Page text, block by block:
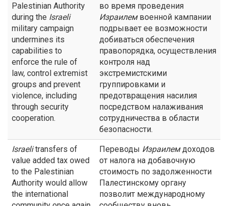
Palestinian Authority
during the Israeli
military campaign
undermines its
capabilities to
enforce the rule of
law, control extremist
groups and prevent
violence, including
through security
cooperation.
во время проведения
Израилемвоенной кампании
подрывает ее возможности
добиваться обеспечения
правопорядка, осуществления
контроля над
экстремистскими
группировками и
предотвращения насилия
посредством налаживания
сотрудничества в области
безопасности.
Israelitransfers of
value added tax owed
to the Palestinian
Authority would allow
the international
Переводы Израилемдоходов
от налога на добавочную
стоимость по задолженности
Палестинскому органу
позволит международному